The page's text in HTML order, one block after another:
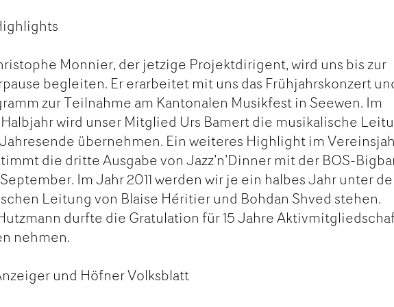
Monnier, der jetzige Projektdirigent, wird uns bis zur
begleiten. Er erarbeitet mit uns das Frühjahrskonzert
zur Teilnahme am Kantonalen Musikfest in Seewen. Im
wird unser Mitglied Urs Bamert die musikalische
übernehmen. Ein weiteres Highlight im
die dritte Ausgabe von Jazz’n’Dinner mit der BOS-
Im Jahr 2011 werden wir je ein halbes Jahr unter
Leitung von Blaise Héritier und Bohdan Shved stehen.
durfte die Gratulation für 15 Jahre
nehmen.
und Höfner Volksblatt